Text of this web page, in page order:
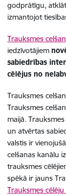
godprātīgu,
izmantojot
Trauksmes
iedzīvotājiem
sabiedrības
cēlējus no
Trauksmes
Trauksmes
maijā.
un atvērtas
valstis ir
celšanas kanālu
trauksmes
spēkā ir jauns
Trauksmes